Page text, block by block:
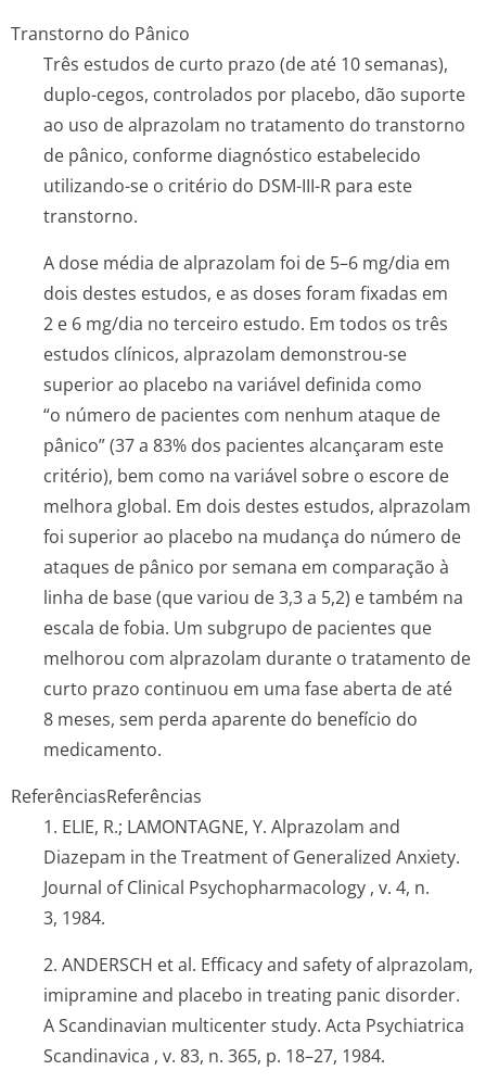
Transtorno do Pânico
Três estudos de curto prazo (de até 10 semanas),
duplo-cegos, controlados por placebo, dão suporte
ao uso de alprazolam no tratamento do transtorno
de pânico, conforme diagnóstico estabelecido
utilizando-se o critério do DSM-III-R para este
transtorno.
A dose média de alprazolam foi de 5–6 mg/dia em
dois destes estudos, e as doses foram fixadas em
2 e 6 mg/dia no terceiro estudo. Em todos os três
estudos clínicos, alprazolam demonstrou-se
superior ao placebo na variável definida como
“o número de pacientes com nenhum ataque de
pânico” (37 a 83% dos pacientes alcançaram este
critério), bem como na variável sobre o escore de
melhora global. Em dois destes estudos, alprazolam
foi superior ao placebo na mudança do número de
ataques de pânico por semana em comparação à
linha de base (que variou de 3,3 a 5,2) e também na
escala de fobia. Um subgrupo de pacientes que
melhorou com alprazolam durante o tratamento de
curto prazo continuou em uma fase aberta de até
8 meses, sem perda aparente do benefício do
medicamento.
ReferênciasReferências
1. ELIE, R.; LAMONTAGNE, Y. Alprazolam and
Diazepam in the Treatment of Generalized Anxiety.
Journal of Clinical Psychopharmacology , v. 4, n.
3, 1984.
2. ANDERSCH et al. Efficacy and safety of alprazolam,
imipramine and placebo in treating panic disorder.
A Scandinavian multicenter study. Acta Psychiatrica
Scandinavica , v. 83, n. 365, p. 18–27, 1984.